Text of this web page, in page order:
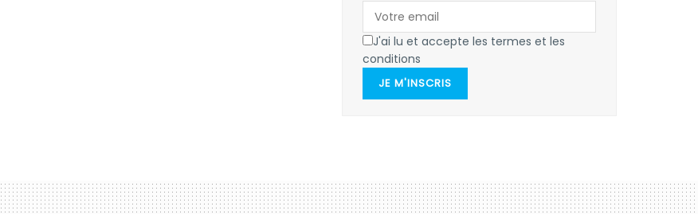
J'ai lu et accepte les termes et les
conditions
JE M'INSCRIS